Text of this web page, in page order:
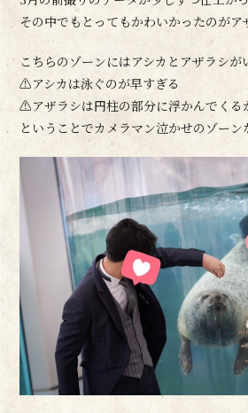
その中でもとってもかわいかったのがア
こちらのゾーンにはアシカとアザラシが
⚠アシカは泳ぐのが早すぎる
⚠アザラシは円柱の部分に浮かんでくる
ということでカメラマン泣かせのゾーン